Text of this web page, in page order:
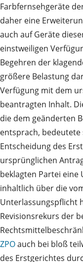
Farbfernsehgeräte
daher eine
auch auf Geräte
einstweiligen
Begehren der
größere Belastung
Verfügung mit dem
beantragten Inhalt.
die dem geänderten
entsprach,
Entscheidung des
ursprünglichen
beklagten Partei
inhaltlich über die
Unterlassungspflicht
Revisionsrekurs der
ZPOauch bei bloß
des Erstgerichtes